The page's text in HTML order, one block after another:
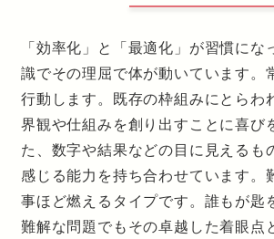
「効率化」と「最適化」が習慣にな
識でその理屈で体が動いています。
行動します。既存の枠組みにとらわ
界観や仕組みを創り出すことに喜び
た、数字や結果などの目に見えるも
感じる能力を持ち合わせています。
事ほど燃えるタイプです。誰もが匙
難解な問題でもその卓越した着眼点